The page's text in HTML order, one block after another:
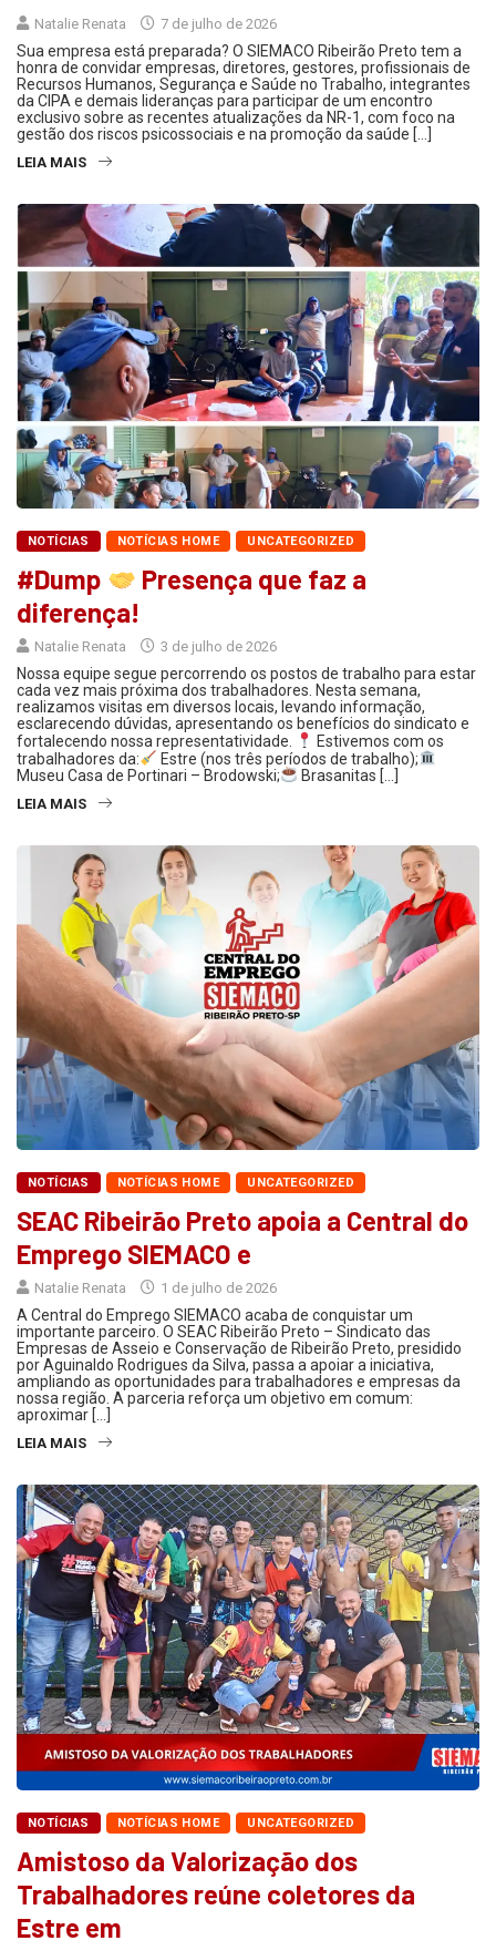
Natalie Renata 7 de julho de 2026
Sua empresa está preparada? O SIEMACO Ribeirão Preto tem a
honra de convidar empresas, diretores, gestores, profissionais de
Recursos Humanos, Segurança e Saúde no Trabalho, integrantes
da CIPA e demais lideranças para participar de um encontro
exclusivo sobre as recentes atualizações da NR-1, com foco na
gestão dos riscos psicossociais e na promoção da saúde […]
LEIA MAIS
NOTÍCIAS NOTÍCIAS HOME UNCATEGORIZED
#Dump
Presença que faz a
diferença!
Natalie Renata 3 de julho de 2026
Nossa equipe segue percorrendo os postos de trabalho para estar
cada vez mais próxima dos trabalhadores. Nesta semana,
realizamos visitas em diversos locais, levando informação,
esclarecendo dúvidas, apresentando os benefícios do sindicato e
fortalecendo nossa representatividade.
Estivemos com os
trabalhadores da:
Estre (nos três períodos de trabalho);
Museu Casa de Portinari – Brodowski;
Brasanitas […]
LEIA MAIS
NOTÍCIAS NOTÍCIAS HOME UNCATEGORIZED
SEAC Ribeirão Preto apoia a Central do
Emprego SIEMACO e
Natalie Renata 1 de julho de 2026
A Central do Emprego SIEMACO acaba de conquistar um
importante parceiro. O SEAC Ribeirão Preto – Sindicato das
Empresas de Asseio e Conservação de Ribeirão Preto, presidido
por Aguinaldo Rodrigues da Silva, passa a apoiar a iniciativa,
ampliando as oportunidades para trabalhadores e empresas da
nossa região. A parceria reforça um objetivo em comum:
aproximar […]
LEIA MAIS
NOTÍCIAS NOTÍCIAS HOME UNCATEGORIZED
Amistoso da Valorização dos
Trabalhadores reúne coletores da
Estre em